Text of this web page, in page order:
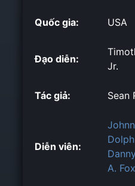
Quốc gia: USA
Đạo diễn:
Jr.
Tác giả: Sean
Diễn viên:
A. Fox